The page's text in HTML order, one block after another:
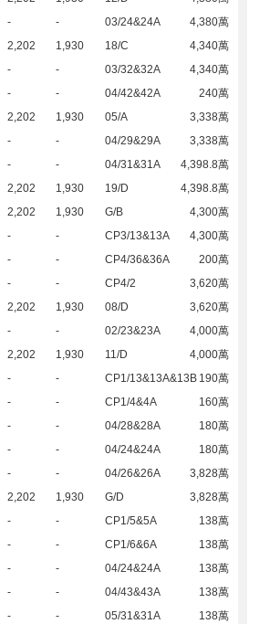
- - 03/24&24A
4,380萬
2,202 1,930 18/C
4,340萬
- - 03/32&32A
4,340萬
- - 04/42&42A
240萬
2,202 1,930 05/A
3,338萬
- - 04/29&29A
3,338萬
- - 04/31&31A
4,398.8萬
2,202 1,930 19/D
4,398.8萬
2,202 1,930 G/B
4,300萬
- - CP3/13&13A
4,300萬
- - CP4/36&36A
200萬
- - CP4/2
3,620萬
2,202 1,930 08/D
3,620萬
- - 02/23&23A
4,000萬
2,202 1,930 11/D
4,000萬
- - CP1/13&13A&13B 190萬
- - CP1/4&4A
160萬
- - 04/28&28A
180萬
- - 04/24&24A
180萬
- - 04/26&26A
3,828萬
2,202 1,930 G/D
3,828萬
- - CP1/5&5A
138萬
- - CP1/6&6A
138萬
- - 04/24&24A
138萬
- - 04/43&43A
138萬
- - 05/31&31A
138萬